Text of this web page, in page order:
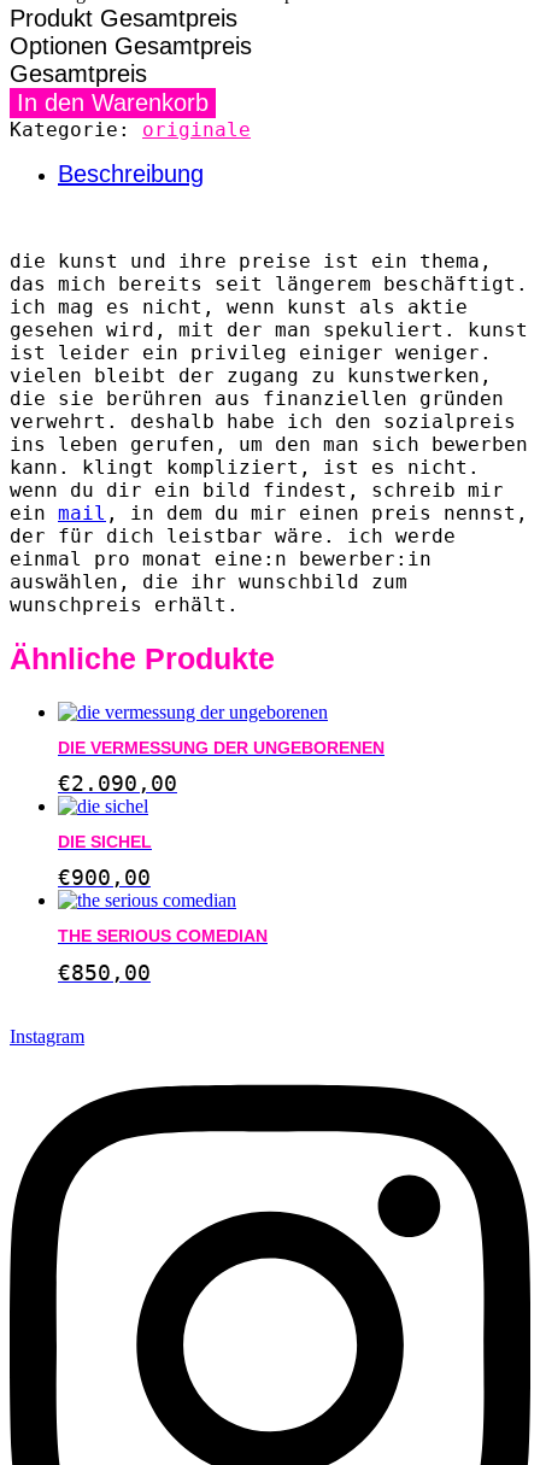
Produkt Gesamtpreis
Optionen Gesamtpreis
Gesamtpreis
die
migrantin
Menge
In den Warenkorb
Kategorie: originale
Beschreibung
die kunst und ihre preise ist ein thema,
das mich bereits seit längerem beschäftigt.
ich mag es nicht, wenn kunst als aktie
gesehen wird, mit der man spekuliert. kunst
ist leider ein privileg einiger weniger.
vielen bleibt der zugang zu kunstwerken,
die sie berühren aus finanziellen gründen
verwehrt. deshalb habe ich den sozialpreis
ins leben gerufen, um den man sich bewerben
kann. klingt kompliziert, ist es nicht.
wenn du dir ein bild findest, schreib mir
ein mail , in dem du mir einen preis nennst,
der für dich leistbar wäre. ich werde
einmal pro monat eine:n bewerber:in
auswählen, die ihr wunschbild zum
wunschpreis erhält.
Ähnliche Produkte
DIE VERMESSUNG DER UNGEBORENEN
€2.090,00
DIE SICHEL
€900,00
THE SERIOUS COMEDIAN
€850,00
Instagram